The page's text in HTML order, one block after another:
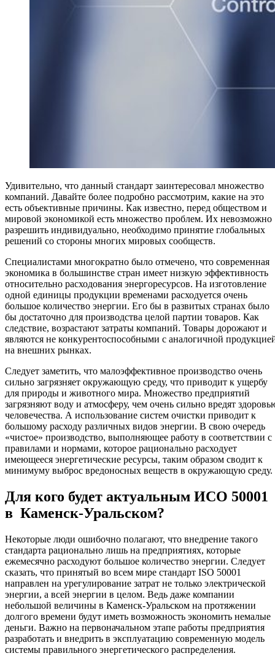
Удивительно, что данный стандарт заинтересовал множество
компаний. Давайте более подробно рассмотрим, какие на это
есть объективные причины. Как известно, перед обществом и
мировой экономикой есть множество проблем. Их невозможно
разрешить индивидуально, необходимо принятие глобальных
решений со стороны многих мировых сообществ.
Специалистами многократно было отмечено, что современная
экономика в большинстве стран имеет низкую эффективность
относительно расходования энергоресурсов. На изготовление
одной единицы продукции временами расходуется очень
большое количество энергии. Его бы в развитых странах было
бы достаточно для производства целой партии товаров. Как
следствие, возрастают затраты компаний. Товары дорожают и
являются не конкурентоспособными с аналогичной
на внешних рынках.
Следует заметить, что малоэффективное производство очень
сильно загрязняет окружающую среду, что приводит к ущербу
для природы и животного мира. Множество предприятий
загрязняют воду и атмосферу, чем очень сильно вредят
человечества. А использование систем очистки приводит к
большому расходу различных видов энергии. В свою очередь
«чистое» производство, выполняющее работу в соответствии с
правилами и нормами, которое рационально расходует
имеющееся энергетические ресурсы, таким образом сводит к
минимуму выброс вредоносных веществ в окружающую среду.
Для кого будет актуальным ИСО 50001
в Каменск-Уральском?
Некоторые люди ошибочно полагают, что внедрение такого
стандарта рационально лишь на предприятиях, которые
ежемесячно расходуют большое количество энергии. Следует
сказать, что принятый во всем мире стандарт ISO 50001
направлен на урегулирование затрат не только электрической
энергии, а всей энергии в целом. Ведь даже компании
небольшой величины в Каменск-Уральском на протяжении
долгого времени будут иметь возможность экономить немалые
деньги. Важно на первоначальном этапе работы предприятия
разработать и внедрить в эксплуатацию современную модель
системы правильного энергетического распределения.